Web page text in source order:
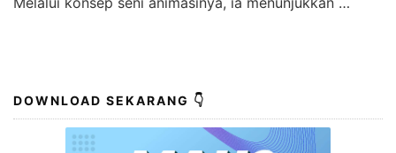
DOWNLOAD SEKARANG 👇